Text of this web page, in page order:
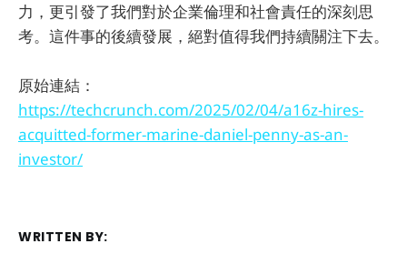
力，更引發了我們對於企業倫理和社會責任的深刻思
考。這件事的後續發展，絕對值得我們持續關注下去。
原始連結：
https://techcrunch.com/2025/02/04/a16z-hires-
acquitted-former-marine-daniel-penny-as-an-
investor/
WRITTEN BY: